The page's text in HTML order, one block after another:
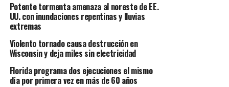
Potente tormenta amenaza al noreste de EE.
UU. con inundaciones repentinas y lluvias
extremas
Violento tornado causa destrucción en
Wisconsin y deja miles sin electricidad
Florida programa dos ejecuciones el mismo
día por primera vez en más de 60 años